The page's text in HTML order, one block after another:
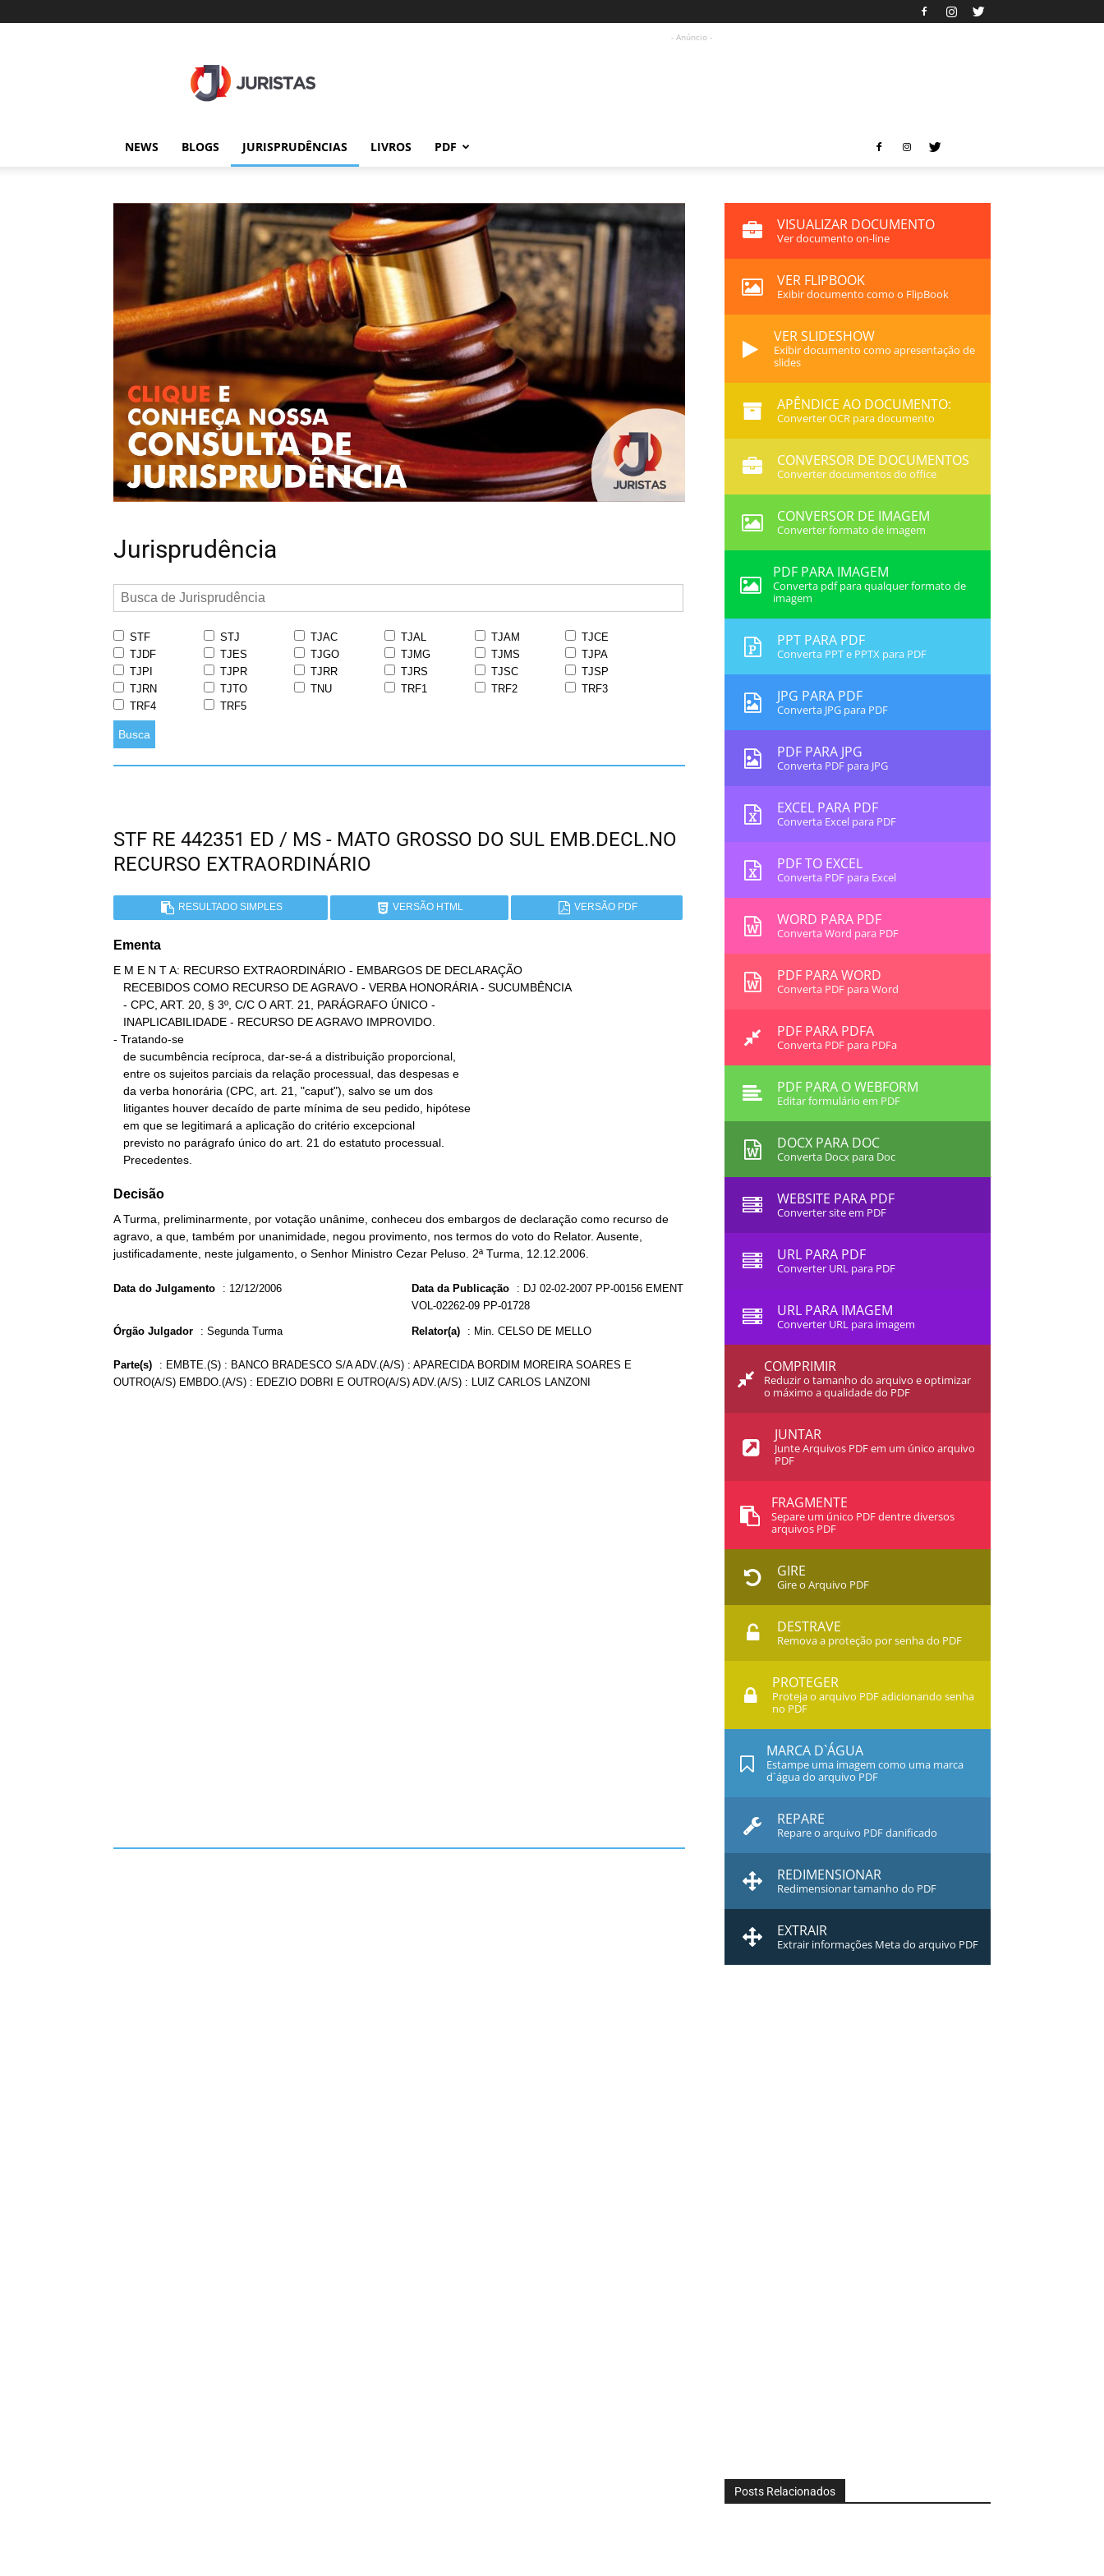
- Anúncio -
NEWS BLOGS JURISPRUDÊNCIAS LIVROS PDF
Jurisprudência
STF STJ TJAC TJAL TJAM
TJCE
TJDF
TJES TJGO TJMG TJMS
TJPA
TJPI
TJPR TJRR TJRS TJSC
TJSP
TJRN
TJTO TNU TRF1 TRF2
TRF3
TRF4
TRF5
Busca
STF RE 442351 ED / MS - MATO GROSSO DO SUL EMB.DECL.NO
RECURSO EXTRAORDINÁRIO
RESULTADO SIMPLES VERSÃO HTML VERSÃO PDF
Ementa
E M E N T A: RECURSO EXTRAORDINÁRIO - EMBARGOS DE DECLARAÇÃO
- Tratando-se
   Precedentes.
Decisão
A Turma, preliminarmente, por votação unânime, conheceu dos embargos de declaração como recurso de
agravo, a que, também por unanimidade, negou provimento, nos termos do voto do Relator. Ausente,
justificadamente, neste julgamento, o Senhor Ministro Cezar Peluso. 2ª Turma, 12.12.2006.
Data do Julgamento : 12/12/2006 Data da Publicação : DJ 02-02-2007 PP-00156 EMENT
VOL-02262-09 PP-01728
Órgão Julgador : Segunda Turma Relator(a) : Min. CELSO DE MELLO
Parte(s) : EMBTE.(S) : BANCO BRADESCO S/A ADV.(A/S) : APARECIDA BORDIM MOREIRA SOARES E
OUTRO(A/S) EMBDO.(A/S) : EDEZIO DOBRI E OUTRO(A/S) ADV.(A/S) : LUIZ CARLOS LANZONI
VISUALIZAR DOCUMENTO
Ver documento on-line
VER FLIPBOOK
Exibir documento como o FlipBook
VER SLIDESHOW
Exibir documento como apresentação de
slides
APÊNDICE AO DOCUMENTO:
Converter OCR para documento
CONVERSOR DE DOCUMENTOS
Converter documentos do office
CONVERSOR DE IMAGEM
Converter formato de imagem
PDF PARA IMAGEM
Converta pdf para qualquer formato de
imagem
PPT PARA PDF
Converta PPT e PPTX para PDF
JPG PARA PDF
Converta JPG para PDF
PDF PARA JPG
Converta PDF para JPG
EXCEL PARA PDF
Converta Excel para PDF
PDF TO EXCEL
Converta PDF para Excel
WORD PARA PDF
Converta Word para PDF
PDF PARA WORD
Converta PDF para Word
PDF PARA PDFA
Converta PDF para PDFa
PDF PARA O WEBFORM
Editar formulário em PDF
DOCX PARA DOC
Converta Docx para Doc
WEBSITE PARA PDF
Converter site em PDF
URL PARA PDF
Converter URL para PDF
URL PARA IMAGEM
Converter URL para imagem
COMPRIMIR
Reduzir o tamanho do arquivo e optimizar
o máximo a qualidade do PDF
JUNTAR
Junte Arquivos PDF em um único arquivo
PDF
FRAGMENTE
Separe um único PDF dentre diversos
arquivos PDF
GIRE
Gire o Arquivo PDF
DESTRAVE
Remova a proteção por senha do PDF
PROTEGER
Proteja o arquivo PDF adicionando senha
no PDF
MARCA D`ÁGUA
Estampe uma imagem como uma marca
d`água do arquivo PDF
REPARE
Repare o arquivo PDF danificado
REDIMENSIONAR
Redimensionar tamanho do PDF
EXTRAIR
Extrair informações Meta do arquivo PDF
Posts Relacionados